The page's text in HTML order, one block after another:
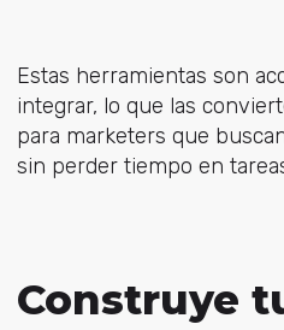
Estas herramientas son
integrar, lo que las
para marketers que
sin perder tiempo en
Construye